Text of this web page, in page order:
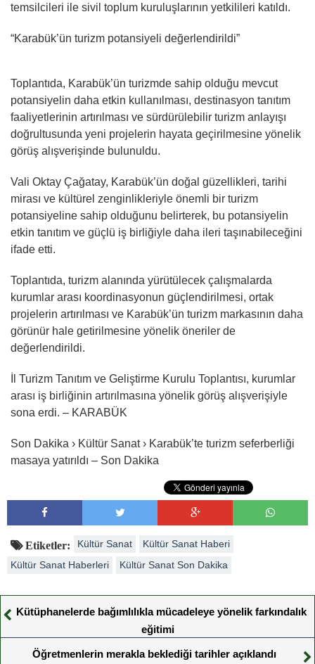
temsilcileri ile sivil toplum kuruluşlarının yetkilileri katıldı.
“Karabük’ün turizm potansiyeli değerlendirildi”
Toplantıda, Karabük’ün turizmde sahip olduğu mevcut
potansiyelin daha etkin kullanılması, destinasyon tanıtım
faaliyetlerinin artırılması ve sürdürülebilir turizm anlayışı
doğrultusunda yeni projelerin hayata geçirilmesine yönelik
görüş alışverişinde bulunuldu.
Vali Oktay Çağatay, Karabük’ün doğal güzellikleri, tarihi
mirası ve kültürel zenginlikleriyle önemli bir turizm
potansiyeline sahip olduğunu belirterek, bu potansiyelin
etkin tanıtım ve güçlü iş birliğiyle daha ileri taşınabileceğini
ifade etti.
Toplantıda, turizm alanında yürütülecek çalışmalarda
kurumlar arası koordinasyonun güçlendirilmesi, ortak
projelerin artırılması ve Karabük’ün turizm markasının daha
görünür hale getirilmesine yönelik öneriler de
değerlendirildi.
İl Turizm Tanıtım ve Geliştirme Kurulu Toplantısı, kurumlar
arası iş birliğinin artırılmasına yönelik görüş alışverişiyle
sona erdi. – KARABÜK
Son Dakika › Kültür Sanat › Karabük’te turizm seferberliği
masaya yatırıldı – Son Dakika
Etiketler: Kültür Sanat
Kültür Sanat Haberi
Kültür Sanat Haberleri
Kültür Sanat Son Dakika
Kütüphanelerde bağımlılıkla mücadeleye yönelik farkındalık
eğitimi
Öğretmenlerin merakla beklediği tarihler açıklandı